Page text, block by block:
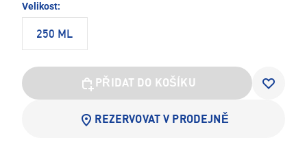
Velikost:
250 ML
PŘIDAT DO KOŠÍKU
REZERVOVAT V PRODEJNĚ